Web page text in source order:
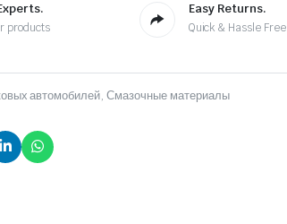
products
Easy Returns.
Quick & Hassle Free
автомобилей,Смазочные материалы